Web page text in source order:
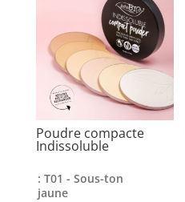
Poudre compacte
Indissoluble
: T01 - Sous-ton
jaune